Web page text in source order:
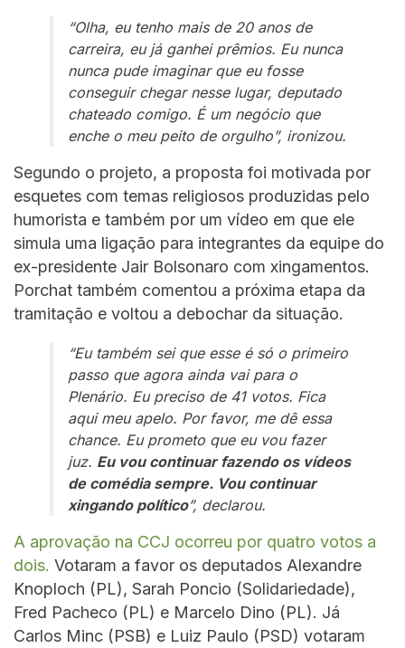
“Olha, eu tenho mais de 20 anos de
carreira, eu já ganhei prêmios. Eu nunca
nunca pude imaginar que eu fosse
conseguir chegar nesse lugar, deputado
chateado comigo. É um negócio que
enche o meu peito de orgulho”, ironizou.
Segundo o projeto, a proposta foi motivada por
esquetes com temas religiosos produzidas pelo
humorista e também por um vídeo em que ele
simula uma ligação para integrantes da equipe do
ex-presidente Jair Bolsonaro com xingamentos.
Porchat também comentou a próxima etapa da
tramitação e voltou a debochar da situação.
“Eu também sei que esse é só o primeiro
passo que agora ainda vai para o
Plenário. Eu preciso de 41 votos. Fica
aqui meu apelo. Por favor, me dê essa
chance. Eu prometo que eu vou fazer
juz. Eu vou continuar fazendo os vídeos
de comédia sempre. Vou continuar
xingando político”, declarou.
A aprovação na CCJ ocorreu por quatro votos a
dois. Votaram a favor os deputados Alexandre
Knoploch (PL), Sarah Poncio (Solidariedade),
Fred Pacheco (PL) e Marcelo Dino (PL). Já
Carlos Minc (PSB) e Luiz Paulo (PSD) votaram